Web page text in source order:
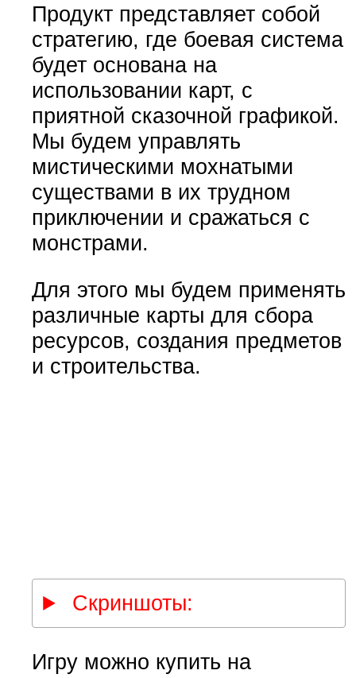
Продукт представляет собой
стратегию, где боевая система
будет основана на
использовании карт, с
приятной сказочной графикой.
Мы будем управлять
мистическими мохнатыми
существами в их трудном
приключении и сражаться с
монстрами.
Для этого мы будем применять
различные карты для сбора
ресурсов, создания предметов
и строительства.
Скриншоты:
Игру можно купить на